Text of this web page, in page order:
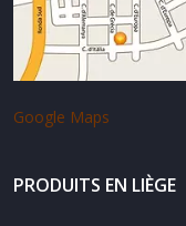
Google Maps
PRODUITS EN LIÈGE